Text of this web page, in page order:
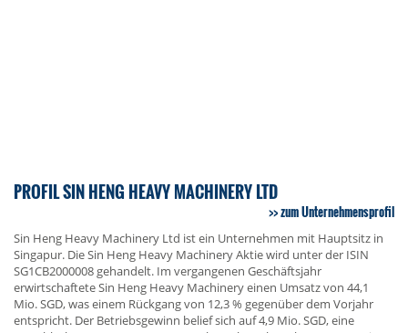
PROFIL SIN HENG HEAVY MACHINERY LTD
zum Unternehmensprofil
Sin Heng Heavy Machinery Ltd ist ein Unternehmen mit Hauptsitz in
Singapur. Die Sin Heng Heavy Machinery Aktie wird unter der ISIN
SG1CB2000008 gehandelt. Im vergangenen Geschäftsjahr
erwirtschaftete Sin Heng Heavy Machinery einen Umsatz von 44,1
Mio. SGD, was einem Rückgang von 12,3 % gegenüber dem Vorjahr
entspricht. Der Betriebsgewinn belief sich auf 4,9 Mio. SGD, eine